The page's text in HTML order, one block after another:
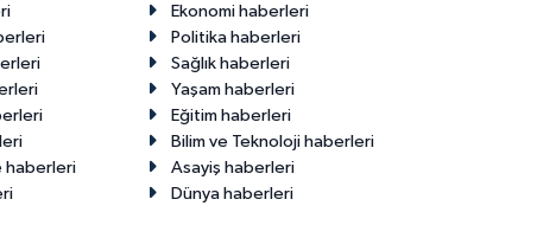
Ekonomi haberleri
Politika haberleri
Sağlık haberleri
Yaşam haberleri
Eğitim haberleri
Bilim ve Teknoloji haberleri
haberleri
Asayiş haberleri
Dünya haberleri